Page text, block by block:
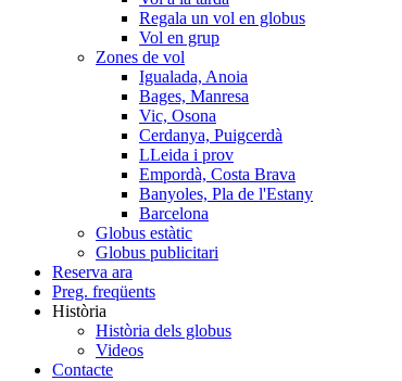
Regala un vol en globus
Vol en grup
Zones de vol
Igualada, Anoia
Bages, Manresa
Vic, Osona
Cerdanya, Puigcerdà
LLeida i prov
Empordà, Costa Brava
Banyoles, Pla de l'Estany
Barcelona
Globus estàtic
Globus publicitari
Reserva ara
Preg. freqüents
Història
Història dels globus
Videos
Contacte